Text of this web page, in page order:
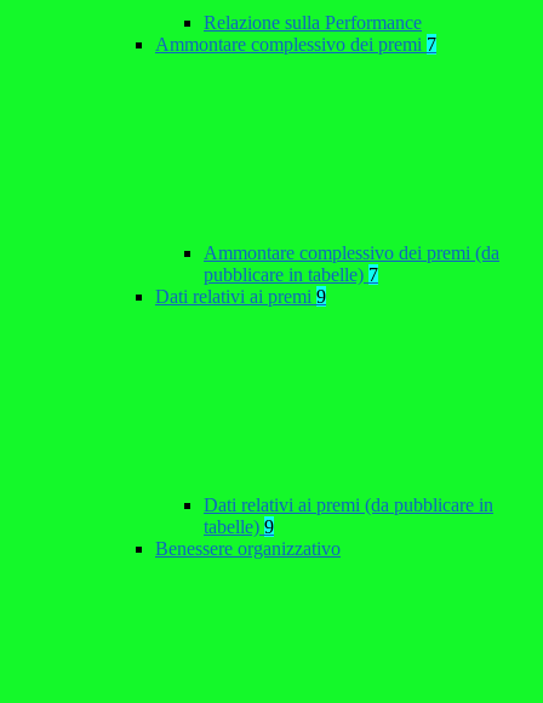
Relazione sulla Performance
Ammontare complessivo dei premi 7
Ammontare complessivo dei premi (da
pubblicare in tabelle) 7
Dati relativi ai premi 9
Dati relativi ai premi (da pubblicare in
tabelle) 9
Benessere organizzativo